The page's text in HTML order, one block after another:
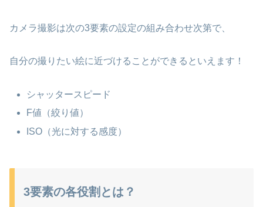
カメラ撮影は次の3要素の設定の組み合わせ次第で、
自分の撮りたい絵に近づけることができるといえます！
シャッタースピード
F値（絞り値）
ISO（光に対する感度）
3要素の各役割とは？